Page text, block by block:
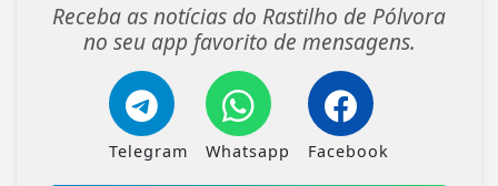
Receba as notícias do Rastilho de Pólvora
no seu app favorito de mensagens.
Telegram Whatsapp Facebook